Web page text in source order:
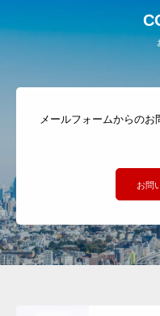
メールフォームからの
お問